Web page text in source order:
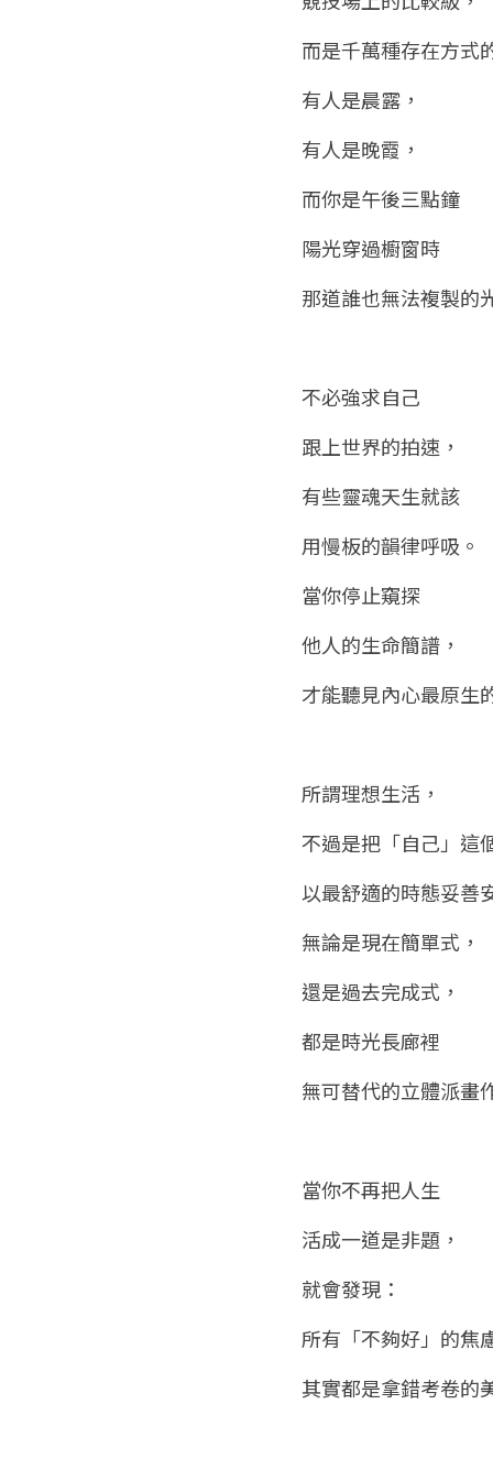
而是千萬種存在方式
有人是晨露，
有人是晚霞，
而你是午後三點鐘
陽光穿過櫥窗時
那道誰也無法複製的
不必強求自己
跟上世界的拍速，
有些靈魂天生就該
用慢板的韻律呼吸。
當你停止窺探
他人的生命簡譜，
才能聽見內心最原生
所謂理想生活，
不過是把「自己」這
以最舒適的時態妥善
無論是現在簡單式，
還是過去完成式，
都是時光長廊裡
無可替代的立體派畫
當你不再把人生
活成一道是非題，
就會發現：
所有「不夠好」的焦
其實都是拿錯考卷的